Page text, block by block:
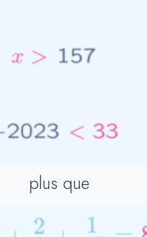
plus que